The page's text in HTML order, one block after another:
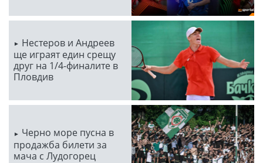
Нестеров и Андреев
ще играят един срещу
друг на 1/4-финалите в
Пловдив
Черно море пусна в
продажба билети за
мача с Лудогорец